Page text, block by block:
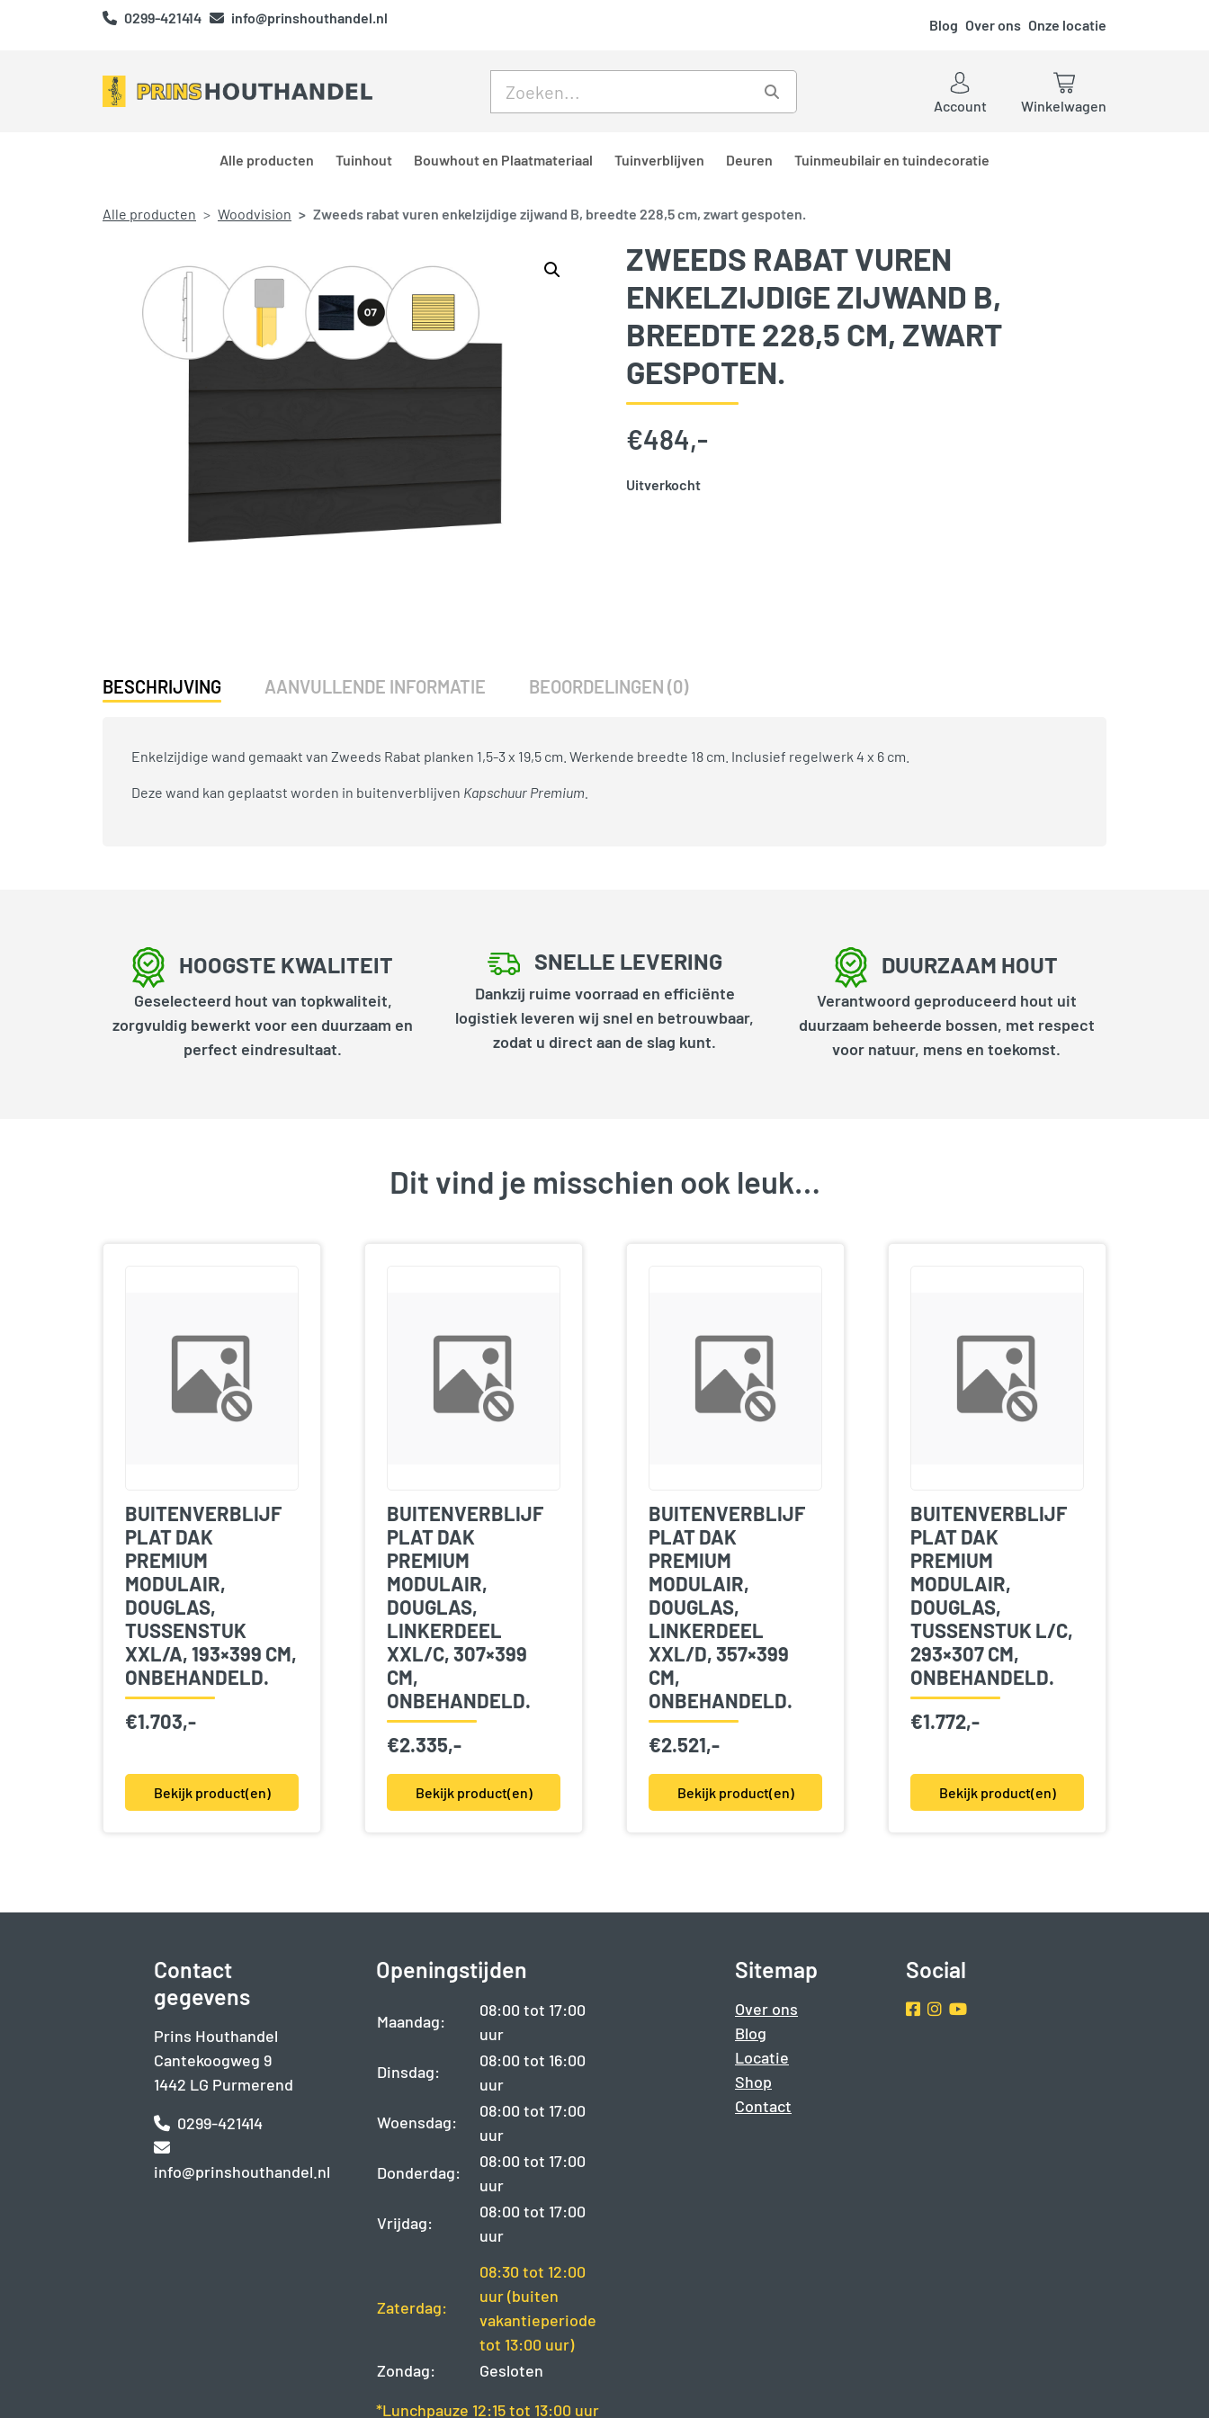
0299-421414 info@prinshouthandel.nl Blog Over ons Onze locatie
Account
Winkelwagen
Alle producten Tuinhout Bouwhout en Plaatmateriaal Tuinverblijven Deuren Tuinmeubilair en tuindecoratie
Alle producten Woodvision Zweeds rabat vuren enkelzijdige zijwand B, breedte 228,5 cm, zwart gespoten.
ZWEEDS RABAT VUREN
ENKELZIJDIGE ZIJWAND B,
BREEDTE 228,5 CM, ZWART
GESPOTEN.
€484,-
Uitverkocht
BESCHRIJVING AANVULLENDE INFORMATIE BEOORDELINGEN (0)
Enkelzijdige wand gemaakt van Zweeds Rabat planken 1,5-3 x 19,5 cm. Werkende breedte 18 cm. Inclusief regelwerk 4 x 6 cm.
Deze wand kan geplaatst worden in buitenverblijven Kapschuur Premium.
HOOGSTE KWALITEIT
Geselecteerd hout van topkwaliteit,
zorgvuldig bewerkt voor een duurzaam en
perfect eindresultaat.
SNELLE LEVERING
Dankzij ruime voorraad en efficiënte
logistiek leveren wij snel en betrouwbaar,
zodat u direct aan de slag kunt.
DUURZAAM HOUT
Verantwoord geproduceerd hout uit
duurzaam beheerde bossen, met respect
voor natuur, mens en toekomst.
Dit vind je misschien ook leuk…
BUITENVERBLIJF
PLAT DAK
PREMIUM
MODULAIR,
DOUGLAS,
TUSSENSTUK
XXL/A, 193×399 CM,
ONBEHANDELD.
€1.703,-
Bekijk product(en)
BUITENVERBLIJF
PLAT DAK
PREMIUM
MODULAIR,
DOUGLAS,
LINKERDEEL
XXL/C, 307×399
CM,
ONBEHANDELD.
€2.335,-
Bekijk product(en)
BUITENVERBLIJF
PLAT DAK
PREMIUM
MODULAIR,
DOUGLAS,
LINKERDEEL
XXL/D, 357×399
CM,
ONBEHANDELD.
€2.521,-
Bekijk product(en)
BUITENVERBLIJF
PLAT DAK
PREMIUM
MODULAIR,
DOUGLAS,
TUSSENSTUK L/C,
293×307 CM,
ONBEHANDELD.
€1.772,-
Bekijk product(en)
Contact
gegevens
Prins Houthandel
Cantekoogweg 9
1442 LG Purmerend
0299-421414
info@prinshouthandel.nl
Openingstijden
Maandag:
08:00 tot 17:00
uur
Dinsdag:
08:00 tot 16:00
uur
Woensdag:
08:00 tot 17:00
uur
Donderdag:
08:00 tot 17:00
uur
Vrijdag:
08:00 tot 17:00
uur
Zaterdag:
08:30 tot 12:00
uur (buiten
vakantieperiode
tot 13:00 uur)
Zondag:
Gesloten
*Lunchpauze 12:15 tot 13:00 uur
Sitemap
Over ons
Blog
Locatie
Shop
Contact
Social
Facebook
Instragram
Youtube